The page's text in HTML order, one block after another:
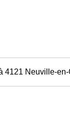
4121 Neuville-